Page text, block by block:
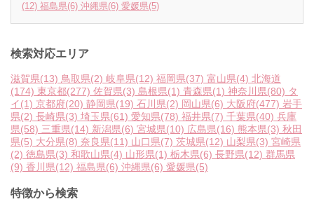
(12) 福島県(6) 沖縄県(6) 愛媛県(5)
検索対応エリア
滋賀県(13) 鳥取県(2) 岐阜県(12) 福岡県(37) 富山県(4) 北海道
(174) 東京都(277) 佐賀県(3) 島根県(1) 青森県(1) 神奈川県(80) タ
イ(1) 京都府(20) 静岡県(19) 石川県(2) 岡山県(6) 大阪府(477) 岩手
県(2) 長崎県(3) 埼玉県(61) 愛知県(78) 福井県(7) 千葉県(40) 兵庫
県(58) 三重県(14) 新潟県(6) 宮城県(10) 広島県(16) 熊本県(3) 秋田
県(5) 大分県(8) 奈良県(11) 山口県(7) 茨城県(12) 山梨県(3) 宮崎県
(2) 徳島県(3) 和歌山県(4) 山形県(1) 栃木県(6) 長野県(12) 群馬県
(9) 香川県(12) 福島県(6) 沖縄県(6) 愛媛県(5)
特徴から検索